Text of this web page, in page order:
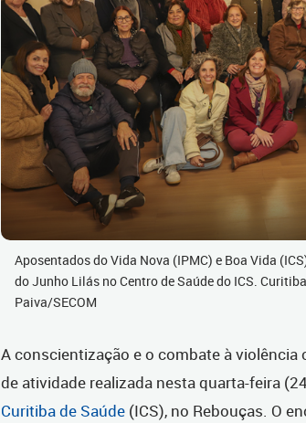
Aposentados do Vida Nova (IPMC) e Boa Vida
do Junho Lilás no Centro de Saúde do ICS.
Paiva/SECOM
A conscientização e o combate à
de atividade realizada nesta quarta-feira
Curitiba de Saúde (ICS), no Rebouças. O